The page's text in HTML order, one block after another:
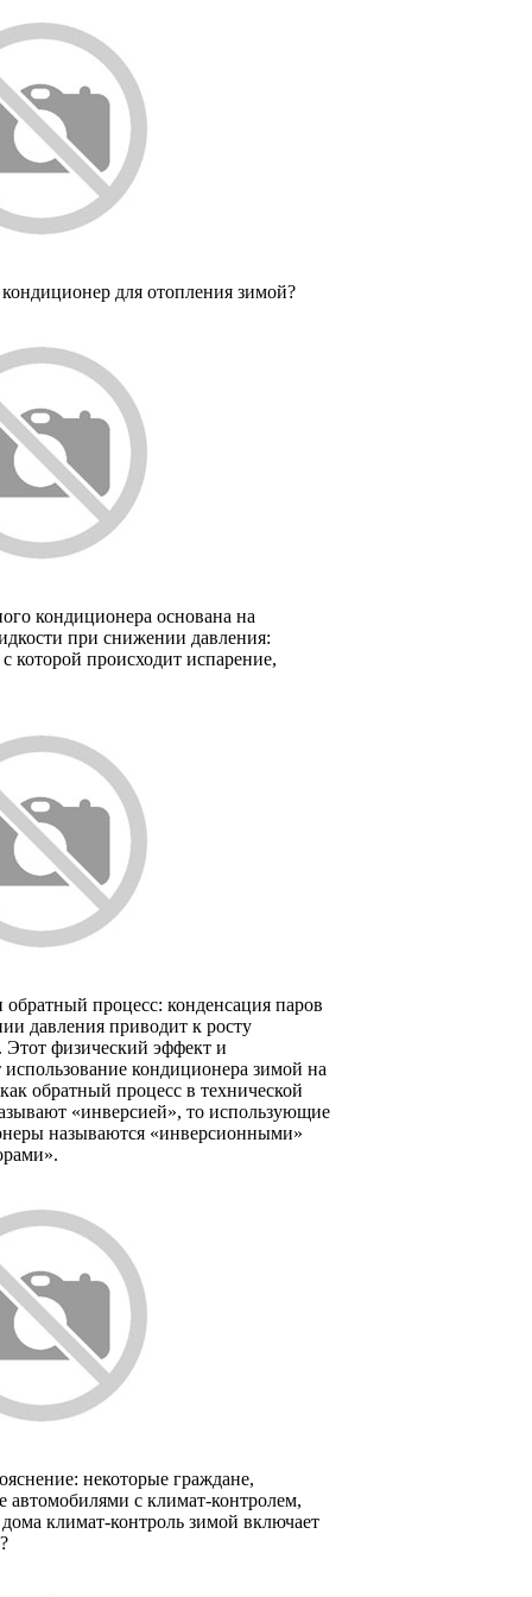
кондиционер для отопления зимой?
кондиционера основана на
при снижении давления:
которой происходит испарение,
обратный процесс: конденсация паров
давления приводит к росту
Этот физический эффект и
использование кондиционера зимой на
обратный процесс в технической
«инверсией», то использующие
называются «инверсионными»
некоторые граждане,
автомобилями с климат-контролем,
климат-контроль зимой включает